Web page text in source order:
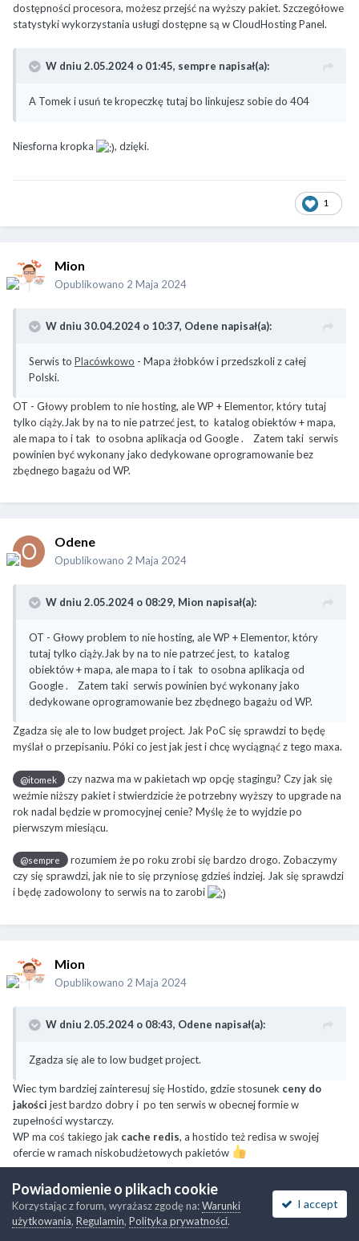
dostępności procesora, możesz przejść na wyższy pakiet. Szczegółowe
statystyki wykorzystania usługi dostępne są w CloudHosting Panel.
W dniu 2.05.2024 o 01:45, sempre napisał(a):
A Tomek i usuń te kropeczkę tutaj bo linkujesz sobie do 404
Niesforna kropka , dzięki.
1
Mion
Opublikowano 2 Maja 2024
W dniu 30.04.2024 o 10:37, Odene napisał(a):
Serwis to Placówkowo - Mapa żłobków i przedszkoli z całej
Polski.
OT - Głowy problem to nie hosting, ale WP + Elementor, który tutaj
tylko ciąży.Jak by na to nie patrzeć jest, to katalog obiektów + mapa,
ale mapa to i tak to osobna aplikacja od Google . Zatem taki serwis
powinien być wykonany jako dedykowane oprogramowanie bez
zbędnego bagażu od WP.
Odene
Opublikowano 2 Maja 2024
W dniu 2.05.2024 o 08:29, Mion napisał(a):
OT - Głowy problem to nie hosting, ale WP + Elementor, który
tutaj tylko ciąży.Jak by na to nie patrzeć jest, to katalog
obiektów + mapa, ale mapa to i tak to osobna aplikacja od
Google . Zatem taki serwis powinien być wykonany jako
dedykowane oprogramowanie bez zbędnego bagażu od WP.
Zgadza się ale to low budget project. Jak PoC się sprawdzi to będę
myślał o przepisaniu. Póki co jest jak jest i chcę wyciągnąć z tego maxa.
@itomek
czy nazwa ma w pakietach wp opcję stagingu? Czy jak się
weźmie niższy pakiet i stwierdzicie że potrzebny wyższy to upgrade na
rok nadal będzie w promocyjnej cenie? Myślę że to wyjdzie po
pierwszym miesiącu.
@sempre
rozumiem że po roku zrobi się bardzo drogo. Zobaczymy
czy się sprawdzi, jak nie to się przyniosę gdzieś indziej. Jak się sprawdzi
i będę zadowolony to serwis na to zarobi
Mion
Opublikowano 2 Maja 2024
W dniu 2.05.2024 o 08:43, Odene napisał(a):
Zgadza się ale to low budget project.
Wiec tym bardziej zainteresuj się Hostido, gdzie stosunek ceny do
jakości jest bardzo dobry i po ten serwis w obecnej formie w
zupełności wystarczy.
WP ma coś takiego jak cache redis, a hostido też redisa w swojej
ofercie w ramach niskobudżetowych pakietów
itomek
Powiadomienie o plikach cookie
Korzystając z forum, wyrażasz zgodę na:Warunki
użytkowania, Regulamin, Polityka prywatności.
I accept